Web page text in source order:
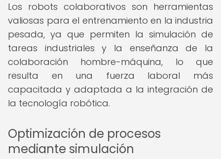
Los robots colaborativos son herramientas
valiosas para el entrenamiento en la industria
pesada, ya que permiten la simulación de
tareas industriales y la enseñanza de la
colaboración hombre-máquina, lo que
resulta en una fuerza laboral más
capacitada y adaptada a la integración de
la tecnología robótica.
Optimización de procesos
mediante simulación